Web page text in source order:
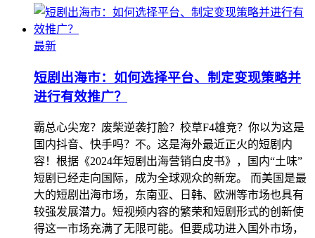
最新
短剧出海市：如何选择平台、制定变现策略并
进行有效推广？
霸总心尖宠？废柴逆袭打脸？校草F4雄竞？你以为这是
国内抖音、快手吗？不。这是海外最近正火的短剧内
容！根据《2024年短剧出海营销白皮书》，国内“土味”
短剧已经走向国际，成为全球观众的新宠。 而美国是最
⼤的短剧出海市场，东南亚、⽇韩、欧洲等市场也具有
较强发展潜⼒。短视频内容的繁荣和短剧形式的创新使
得这一市场充满了无限可能。但要成功进入国外市场，